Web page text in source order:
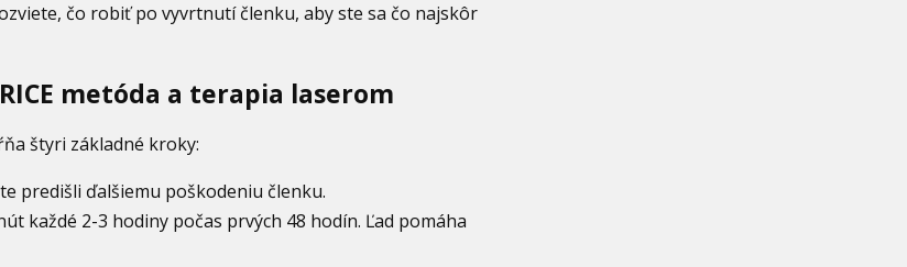
čo robiť po vyvrtnutí členku, aby ste sa čo najskôr
metóda a terapia laserom
štyri základné kroky:
predišli ďalšiemu poškodeniu členku.
každé 2-3 hodiny počas prvých 48 hodín. Ľad pomáha